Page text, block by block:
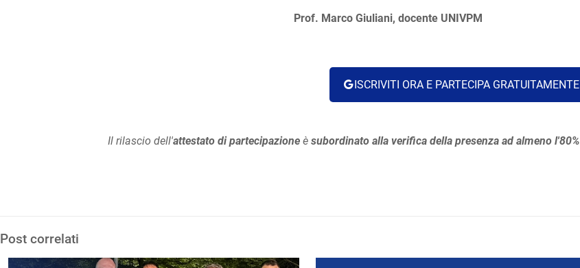
Prof. Marco Giuliani, docente UNIVPM
ISCRIVITI ORA E PARTECIPA GRATUITAMENTE
Il rilascio dell'attestato di partecipazioneè subordinato alla verifica della presenza ad almeno l'80%
Post correlati